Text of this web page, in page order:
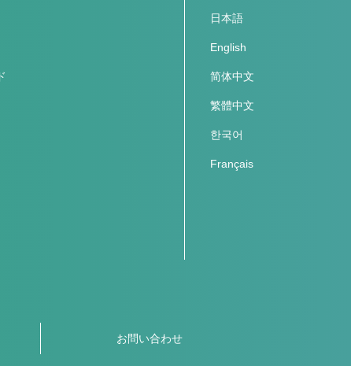
日本語
English
简体中文
繁體中文
한국어
Français
お問い合わせ